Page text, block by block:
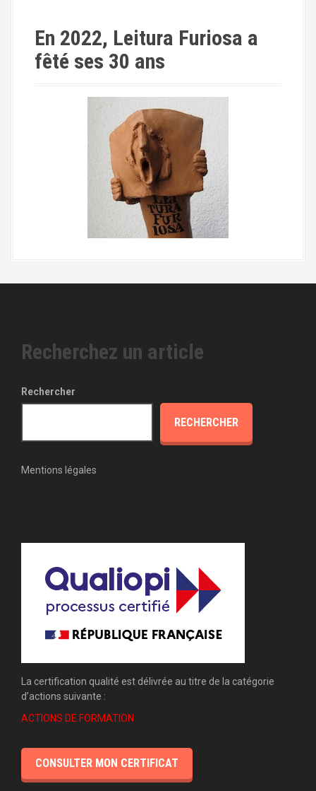
En 2022, Leitura Furiosa a
fêté ses 30 ans
Recherchez un article
Rechercher
RECHERCHER
Mentions légales
La certification qualité est délivrée au titre de la catégorie
d’actions suivante :
ACTIONS DE FORMATION
CONSULTER MON CERTIFICAT